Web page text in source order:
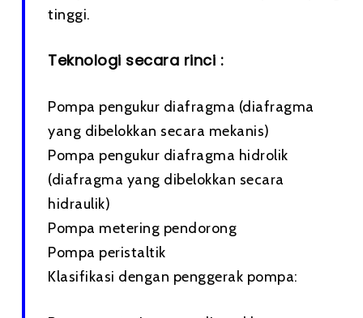
tinggi.
Teknologi secara rinci :
Pompa pengukur diafragma (diafragma
yang dibelokkan secara mekanis)
Pompa pengukur diafragma hidrolik
(diafragma yang dibelokkan secara
hidraulik)
Pompa metering pendorong
Pompa peristaltik
Klasifikasi dengan penggerak pompa: